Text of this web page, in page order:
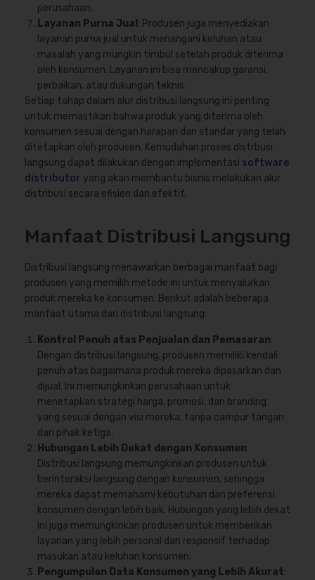
perusahaan.
Layanan Purna Jual : Produsen juga menyediakan
layanan purna jual untuk menangani keluhan atau
masalah yang mungkin timbul setelah produk diterima
oleh konsumen. Layanan ini bisa mencakup garansi,
perbaikan, atau dukungan teknis.
Setiap tahap dalam alur distribusi langsung ini penting
untuk memastikan bahwa produk yang diterima oleh
konsumen sesuai dengan harapan dan standar yang telah
ditetapkan oleh produsen. Kemudahan proses distrbusi
langsung dapat dilakukan dengan implementasi software
distributor yang akan membantu bisnis melakukan alur
distribusi secara efisien dan efektif.
Manfaat Distribusi Langsung
Distribusi langsung menawarkan berbagai manfaat bagi
produsen yang memilih metode ini untuk menyalurkan
produk mereka ke konsumen. Berikut adalah beberapa
manfaat utama dari distribusi langsung:
Kontrol Penuh atas Penjualan dan Pemasaran:
Dengan distribusi langsung, produsen memiliki kendali
penuh atas bagaimana produk mereka dipasarkan dan
dijual. Ini memungkinkan perusahaan untuk
menetapkan strategi harga, promosi, dan branding
yang sesuai dengan visi mereka, tanpa campur tangan
dari pihak ketiga.
Hubungan Lebih Dekat dengan Konsumen:
Distribusi langsung memungkinkan produsen untuk
berinteraksi langsung dengan konsumen, sehingga
mereka dapat memahami kebutuhan dan preferensi
konsumen dengan lebih baik. Hubungan yang lebih dekat
ini juga memungkinkan produsen untuk memberikan
layanan yang lebih personal dan responsif terhadap
masukan atau keluhan konsumen.
Pengumpulan Data Konsumen yang Lebih Akurat: